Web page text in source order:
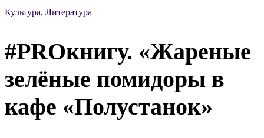
Культура, Литература
#PROкнигу. «Жареные
зелёные помидоры в
кафе «Полустанок»